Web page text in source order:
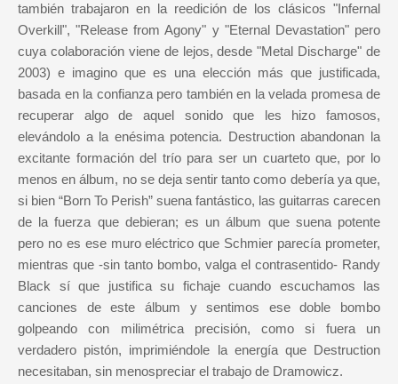
también trabajaron en la reedición de los clásicos "Infernal
Overkill", "Release from Agony" y "Eternal Devastation" pero
cuya colaboración viene de lejos, desde "Metal Discharge" de
2003) e imagino que es una elección más que justificada,
basada en la confianza pero también en la velada promesa de
recuperar algo de aquel sonido que les hizo famosos,
elevándolo a la enésima potencia. Destruction abandonan la
excitante formación del trío para ser un cuarteto que, por lo
menos en álbum, no se deja sentir tanto como debería ya que,
si bien “Born To Perish” suena fantástico, las guitarras carecen
de la fuerza que debieran; es un álbum que suena potente
pero no es ese muro eléctrico que Schmier parecía prometer,
mientras que -sin tanto bombo, valga el contrasentido- Randy
Black sí que justifica su fichaje cuando escuchamos las
canciones de este álbum y sentimos ese doble bombo
golpeando con milimétrica precisión, como si fuera un
verdadero pistón, imprimiéndole la energía que Destruction
necesitaban, sin menospreciar el trabajo de Dramowicz.